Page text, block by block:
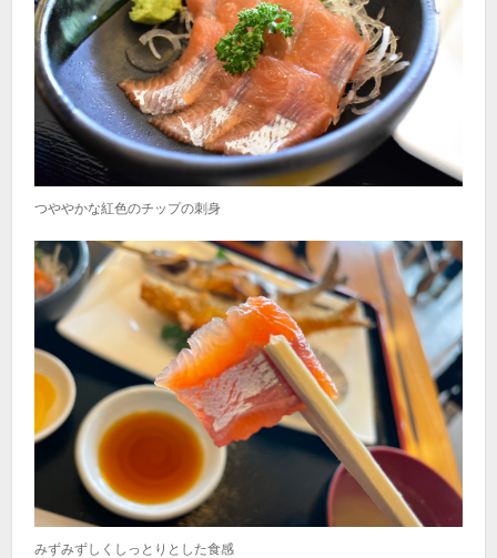
つややかな紅色のチップの刺身
みずみずしくしっとりとした食感